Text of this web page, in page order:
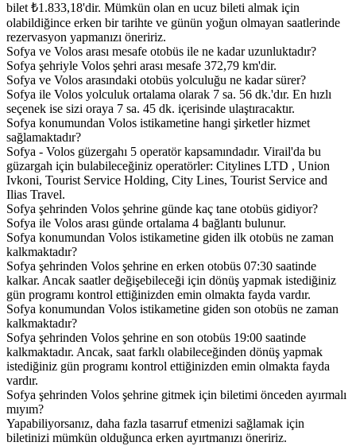
bilet ₺1.833,18'dir. Mümkün olan en ucuz bileti almak için
olabildiğince erken bir tarihte ve günün yoğun olmayan saatlerinde
rezervasyon yapmanızı öneririz.
Sofya ve Volos arası mesafe otobüs ile ne kadar uzunluktadır?
Sofya şehriyle Volos şehri arası mesafe 372,79 km'dir.
Sofya ve Volos arasındaki otobüs yolculuğu ne kadar sürer?
Sofya ile Volos yolculuk ortalama olarak 7 sa. 56 dk.'dır. En hızlı
seçenek ise sizi oraya 7 sa. 45 dk. içerisinde ulaştıracaktır.
Sofya konumundan Volos istikametine hangi şirketler hizmet
sağlamaktadır?
Sofya - Volos güzergahı 5 operatör kapsamındadır. Virail'da bu
güzargah için bulabileceğiniz operatörler: Citylines LTD , Union
Ivkoni, Tourist Service Holding, City Lines, Tourist Service and
Ilias Travel.
Sofya şehrinden Volos şehrine günde kaç tane otobüs gidiyor?
Sofya ile Volos arası günde ortalama 4 bağlantı bulunur.
Sofya konumundan Volos istikametine giden ilk otobüs ne zaman
kalkmaktadır?
Sofya şehrinden Volos şehrine en erken otobüs 07:30 saatinde
kalkar. Ancak saatler değişebileceği için dönüş yapmak istediğiniz
gün programı kontrol ettiğinizden emin olmakta fayda vardır.
Sofya konumundan Volos istikametine giden son otobüs ne zaman
kalkmaktadır?
Sofya şehrinden Volos şehrine en son otobüs 19:00 saatinde
kalkmaktadır. Ancak, saat farklı olabileceğinden dönüş yapmak
istediğiniz gün programı kontrol ettiğinizden emin olmakta fayda
vardır.
Sofya şehrinden Volos şehrine gitmek için biletimi önceden ayırmalı
mıyım?
Yapabiliyorsanız, daha fazla tasarruf etmenizi sağlamak için
biletinizi mümkün olduğunca erken ayırtmanızı öneririz.